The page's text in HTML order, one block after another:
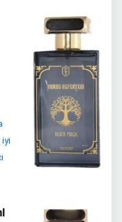
iyi